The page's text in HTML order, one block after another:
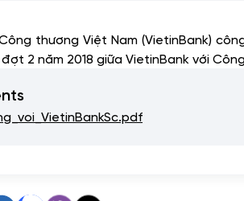
thương Việt Nam (VietinBank)
2 năm 2018 giữa VietinBank với